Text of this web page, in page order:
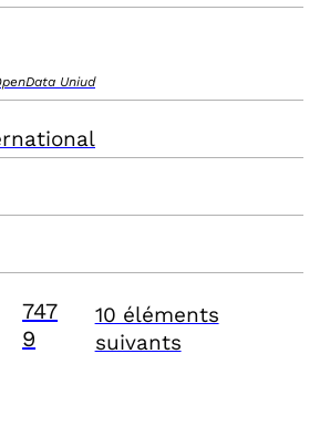
Uniud
747
9
10 éléments
suivants